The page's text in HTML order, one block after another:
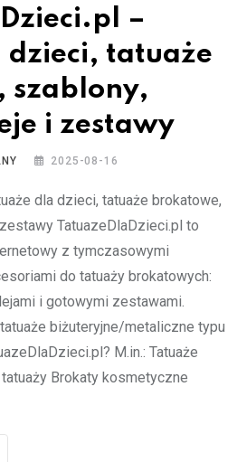
–
tatuaże
szablony,
i zestawy
2025-08-16
dla dzieci, tatuaże brokatowe,
TatuazeDlaDzieci.pl to
z tymczasowymi
do tatuaży brokatowych:
i gotowymi zestawami.
biżuteryjne/metaliczne typu
M.in.: Tatuaże
Brokaty kosmetyczne